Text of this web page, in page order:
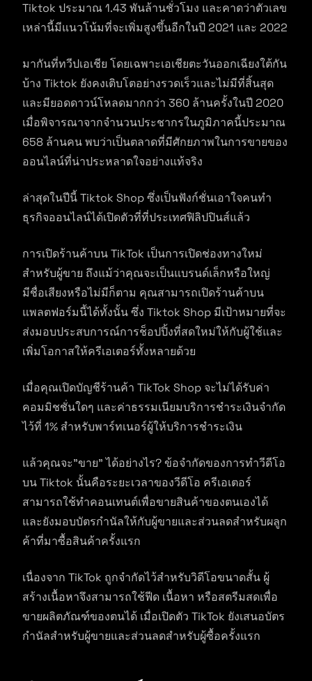
Tiktok ประมาณ 1.43 พันล้านชั่วโมง และคาดว่าตัวเลข
เหล่านี้มีแนวโน้มที่จะเพิ่มสูงขึ้นอีกในปี 2021 และ 2022
มากันที่ทวีปเอเชีย โดยเฉพาะเอเชียตะวันออกเฉียงใต้กัน
บ้าง Tiktok ยังคงเติบโตอย่างรวดเร็วและไม่มีที่สิ้นสุด
และมียอดดาวน์โหลดมากกว่า 360 ล้านครั้งในปี 2020
เมื่อพิจารณาจากจำนวนประชากรในภูมิภาคนี้ประมาณ
658 ล้านคน พบว่าเป็นตลาดที่มีศักยภาพในการขายของ
ออนไลน์ที่น่าประหลาดใจอย่างแท้จริง
ล่าสุดในปีนี้ Tiktok Shop ซึ่งเป็นฟังก์ชั่นเอาใจคนทำ
ธุรกิจออนไลน์ได้เปิดตัวที่ที่ประเทศฟิลิปปินส์แล้ว
การเปิดร้านค้าบน TikTok เป็นการเปิดช่องทางใหม่
สำหรับผู้ขาย ถึงแม้ว่าคุณจะเป็นแบรนด์เล็กหรือใหญ่
มีชื่อเสียงหรือไม่มีก็ตาม คุณสามารถเปิดร้านค้าบน
แพลตฟอร์มนี้ได้ทั้งนั้น ซึ่ง Tiktok Shop มีเป้าหมายที่จะ
ส่งมอบประสบการณ์การช็อปปิ้งที่สดใหม่ให้กับผู้ใช้และ
เพิ่มโอกาสให้ครีเอเตอร์ทั้งหลายด้วย
เมื่อคุณเปิดบัญชีร้านค้า TikTok Shop จะไม่ได้รับค่า
คอมมิชชั่นใดๆ และค่าธรรมเนียมบริการชำระเงินจำกัด
ไว้ที่ 1% สำหรับพาร์ทเนอร์ผู้ให้บริการชำระเงิน
แล้วคุณจะ”ขาย” ได้อย่างไร? ข้อจำกัดของการทำวีดีโอ
บน Tiktok นั้นคือระยะเวลาของวีดีโอ ครีเอเตอร์
สามารถใช้ทำคอนเทนต์เพื่อขายสินค้าของตนเองได้
และยังมอบบัตรกำนัลให้กับผู้ขายและส่วนลดสำหรับผลูก
ค้าที่มาซื้อสินค้าครั้งแรก
เนื่องจาก TikTok ถูกจำกัดไว้สำหรับวิดีโอขนาดสั้น ผู้
สร้างเนื้อหาจึงสามารถใช้ฟีด เนื้อหา หรือสตรีมสดเพื่อ
ขายผลิตภัณฑ์ของตนได้ เมื่อเปิดตัว TikTok ยังเสนอบัตร
กำนัลสำหรับผู้ขายและส่วนลดสำหรับผู้ซื้อครั้งแรก